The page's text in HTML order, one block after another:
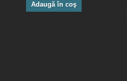
Adaugă în coş